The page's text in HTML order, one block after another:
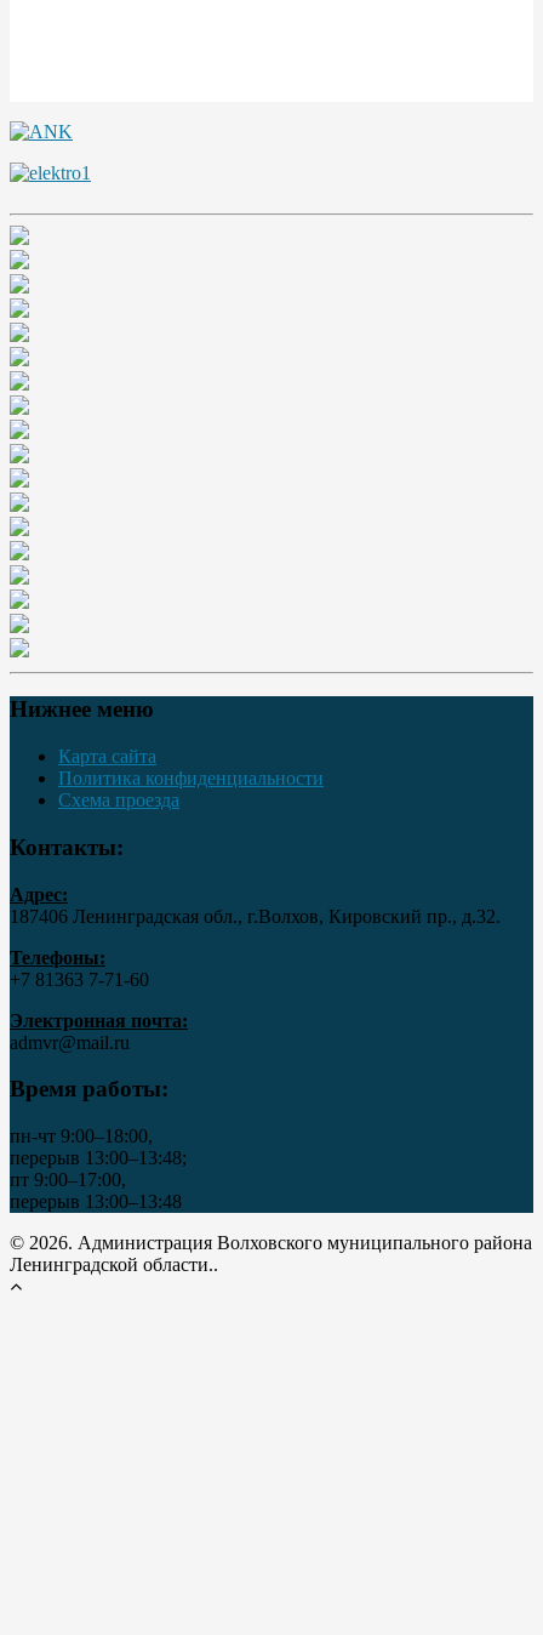
Нижнее меню
Карта сайта
Политика конфиденциальности
Схема проезда
Контакты:
Адрес:
187406 Ленинградская обл., г.Волхов, Кировский пр., д.32.
Телефоны:
+7 81363 7‑71-60
Электронная почта:
admvr@mail.ru
Время работы:
пн-чт 9:00–18:00,
перерыв 13:00–13:48;
пт 9:00–17:00,
перерыв 13:00–13:48
© 2026. Администрация Волховского муниципального района
Ленинградской области..